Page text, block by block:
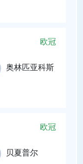
欧冠
奥林匹亚科斯
欧冠
贝夏普尔